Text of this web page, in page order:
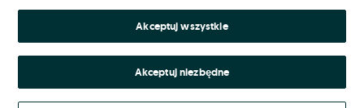
Akceptuj wszystkie
Akceptuj niezbędne